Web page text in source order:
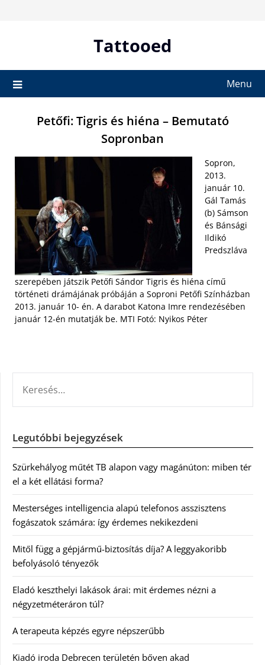
Tattooed
Menu
Petőfi: Tigris és hiéna – Bemutató
Sopronban
Sopron,
2013.
január 10.
Gál Tamás
(b) Sámson
és Bánsági
Ildikó
Predszláva
szerepében játszik Petőfi Sándor Tigris és hiéna című
történeti drámájának próbáján a Soproni Petőfi Színházban
2013. január 10- én. A darabot Katona Imre rendezésében
január 12-én mutatják be. MTI Fotó: Nyikos Péter
Legutóbbi bejegyzések
Szürkehályog műtét TB alapon vagy magánúton: miben tér
el a két ellátási forma?
Mesterséges intelligencia alapú telefonos asszisztens
fogászatok számára: így érdemes nekikezdeni
Mitől függ a gépjármű-biztosítás díja? A leggyakoribb
befolyásoló tényezők
Eladó keszthelyi lakások árai: mit érdemes nézni a
négyzetméteráron túl?
A terapeuta képzés egyre népszerűbb
Kiadó iroda Debrecen területén bőven akad